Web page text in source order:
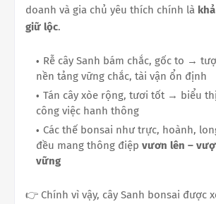
doanh và gia chủ yêu thích chính là
giữ lộc.
Rễ cây Sanh bám chắc, gốc to →
nền tảng vững chắc, tài vận ổn định
Tán cây xòe rộng, tươi tốt → biểu
công việc hanh thông
Các thế bonsai như trực, hoành,
đều mang thông điệp vươn lên –
vững
👉 Chính vì vậy, cây Sanh bonsai được